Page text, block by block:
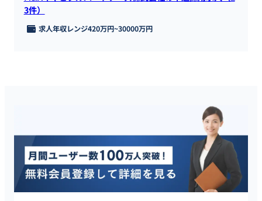
3件）
求人年収レンジ420万円~30000万円